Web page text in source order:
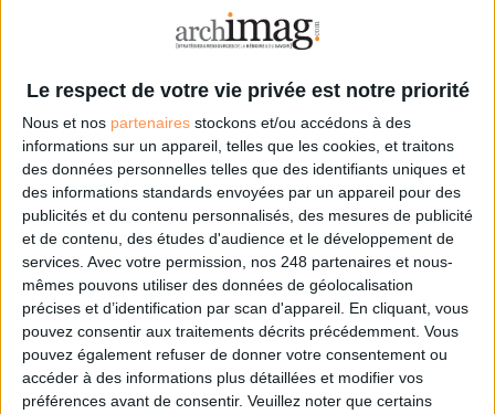
Le respect de votre vie privée est notre priorité
Nous et nos partenaires stockons et/ou accédons à des
informations sur un appareil, telles que les cookies, et traitons
des données personnelles telles que des identifiants uniques et
des informations standards envoyées par un appareil pour des
publicités et du contenu personnalisés, des mesures de publicité
et de contenu, des études d'audience et le développement de
services. Avec votre permission, nos 248 partenaires et nous-
mêmes pouvons utiliser des données de géolocalisation
précises et d’identification par scan d'appareil. En cliquant, vous
pouvez consentir aux traitements décrits précédemment. Vous
pouvez également refuser de donner votre consentement ou
accéder à des informations plus détaillées et modifier vos
préférences avant de consentir. Veuillez noter que certains
Connectez-vousouinscrivez-vous pour publier un commentaire
À LIRE SUR ARCHIMAG
VeilleLabs 2026 : ce que l’IA change vraiment pour
la veille stratégique